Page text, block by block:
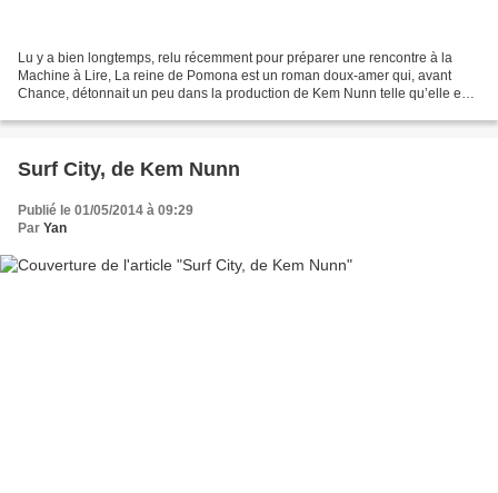
Lu y a bien longtemps, relu récemment pour préparer une rencontre à la
Machine à Lire, La reine de Pomona est un roman doux-amer qui, avant
Chance, détonnait un peu dans la production de Kem Nunn telle qu’elle est
Surf City, de Kem Nunn
Publié le 01/05/2014 à 09:29
Par Yan